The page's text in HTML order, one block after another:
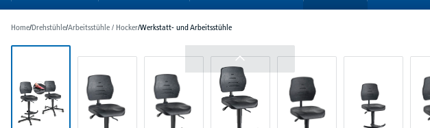
Home/Drehstühle/Arbeitsstühle / Hocker/Werkstatt- und Arbeitsstühle